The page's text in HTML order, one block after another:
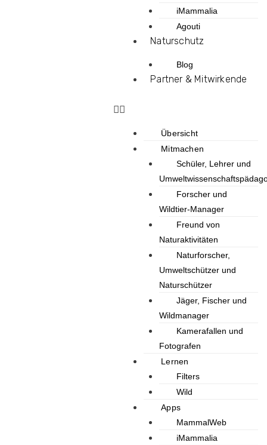
iMammalia
Agouti
Naturschutz
Blog
Partner & Mitwirkende
Übersicht
Mitmachen
Schüler, Lehrer und
Forscher und
Wildtier-Manager
Freund von
Naturaktivitäten
Naturforscher,
Umweltschützer und
Naturschützer
Jäger, Fischer und
Wildmanager
Kamerafallen und
Fotografen
Lernen
Filters
Wild
Apps
MammalWeb
iMammalia